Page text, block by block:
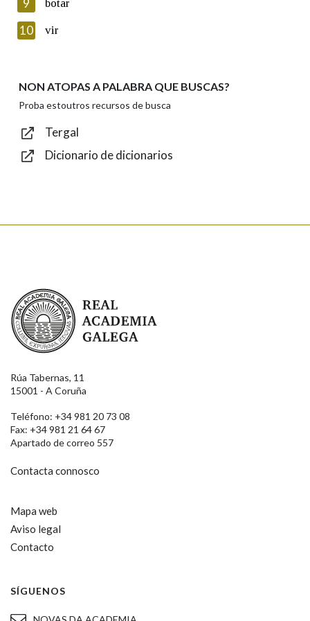
Introduce o código que aparece na imaxe:
Texto de verificación
9 botar
10 vir
NON ATOPAS A PALABRA QUE BUSCAS?
Proba estoutros recursos de busca
Tergal
Dicionario de dicionarios
Real Academia Galega
Rúa Tabernas, 11
15001 - A Coruña
Teléfono: +34 981 20 73 08
Fax: +34 981 21 64 67
Apartado de correo 557
Contacta connosco
Mapa web
Aviso legal
Contacto
SÍGUENOS